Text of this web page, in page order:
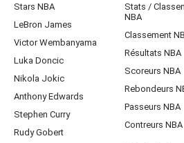
Stars NBA
LeBron James
Victor Wembanyama
Luka Doncic
Nikola Jokic
Anthony Edwards
Stephen Curry
Rudy Gobert
Stats /
NBA
Classement
Résultats NBA
Scoreurs NBA
Rebondeurs
Passeurs NBA
Contreurs NBA